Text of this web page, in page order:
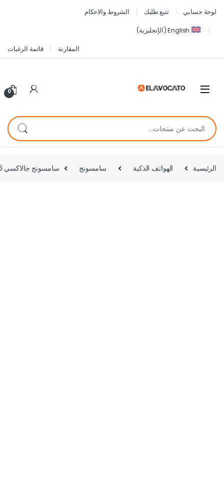
لوحة حسابي تتبع طلبك
الشروط والاحكام
English
(الإنجليزية)
المقارنة
قائمة الرغبات
0
الرئيسية الهواتف الذكية سامسونج سامسونج جالاكسي A36 5G – 256 جيجا + 8 جيجا رام-اسود